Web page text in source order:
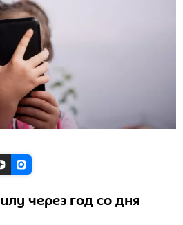
через год со дня